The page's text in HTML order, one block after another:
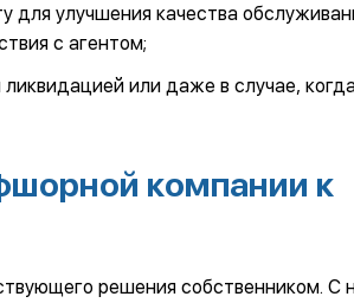
для улучшения качества
с агентом;
или даже в случае,
компании к
решения собственником. С